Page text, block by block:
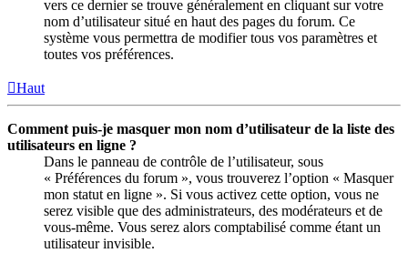
vers ce dernier se trouve généralement en cliquant sur votre
nom d’utilisateur situé en haut des pages du forum. Ce
système vous permettra de modifier tous vos paramètres et
toutes vos préférences.
Haut
Comment puis-je masquer mon nom d’utilisateur de la liste des
utilisateurs en ligne ?
Dans le panneau de contrôle de l’utilisateur, sous
« Préférences du forum », vous trouverez l’option « Masquer
mon statut en ligne ». Si vous activez cette option, vous ne
serez visible que des administrateurs, des modérateurs et de
vous-même. Vous serez alors comptabilisé comme étant un
utilisateur invisible.